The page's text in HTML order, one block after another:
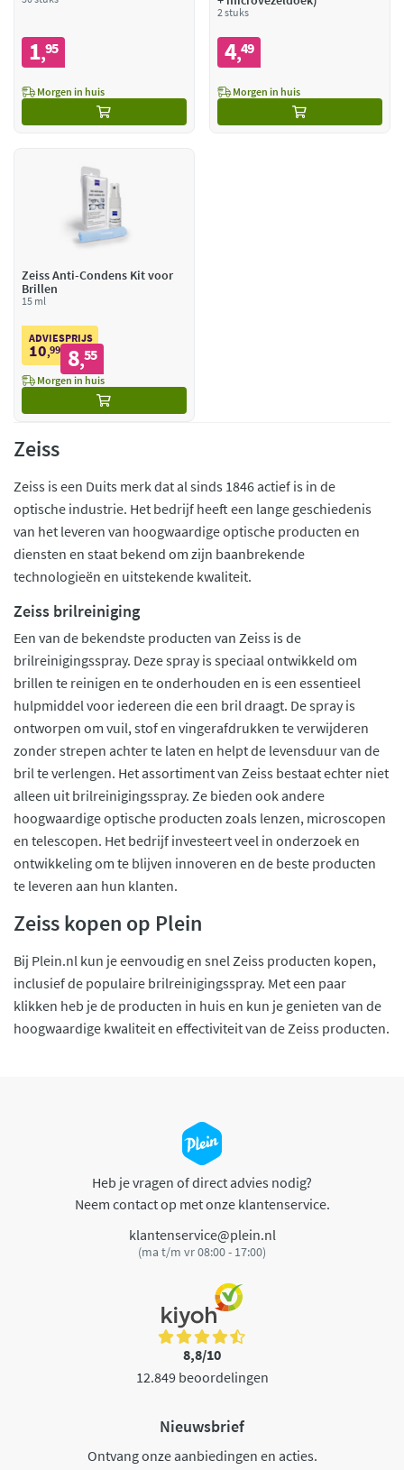
1,95
Morgen in huis
2 stuks
4,49
Morgen in huis
Zeiss Anti-Condens Kit voor
Brillen
15 ml
ADVIESPRIJS
10,99 8,55
Morgen in huis
Zeiss
Zeiss is een Duits merk dat al sinds 1846 actief is in de
optische industrie. Het bedrijf heeft een lange geschiedenis
van het leveren van hoogwaardige optische producten en
diensten en staat bekend om zijn baanbrekende
technologieën en uitstekende kwaliteit.
Zeiss brilreiniging
Een van de bekendste producten van Zeiss is de
brilreinigingsspray. Deze spray is speciaal ontwikkeld om
brillen te reinigen en te onderhouden en is een essentieel
hulpmiddel voor iedereen die een bril draagt. De spray is
ontworpen om vuil, stof en vingerafdrukken te verwijderen
zonder strepen achter te laten en helpt de levensduur van de
bril te verlengen. Het assortiment van Zeiss bestaat echter niet
alleen uit brilreinigingsspray. Ze bieden ook andere
hoogwaardige optische producten zoals lenzen, microscopen
en telescopen. Het bedrijf investeert veel in onderzoek en
ontwikkeling om te blijven innoveren en de beste producten
te leveren aan hun klanten.
Zeiss kopen op Plein
Bij Plein.nl kun je eenvoudig en snel Zeiss producten kopen,
inclusief de populaire brilreinigingsspray. Met een paar
klikken heb je de producten in huis en kun je genieten van de
hoogwaardige kwaliteit en effectiviteit van de Zeiss producten.
Heb je vragen of direct advies nodig?
Neem contact op met onze klantenservice.
klantenservice@plein.nl
(ma t/m vr 08:00 - 17:00)
8,8/10
12.849 beoordelingen
Nieuwsbrief
Ontvang onze aanbiedingen en acties.